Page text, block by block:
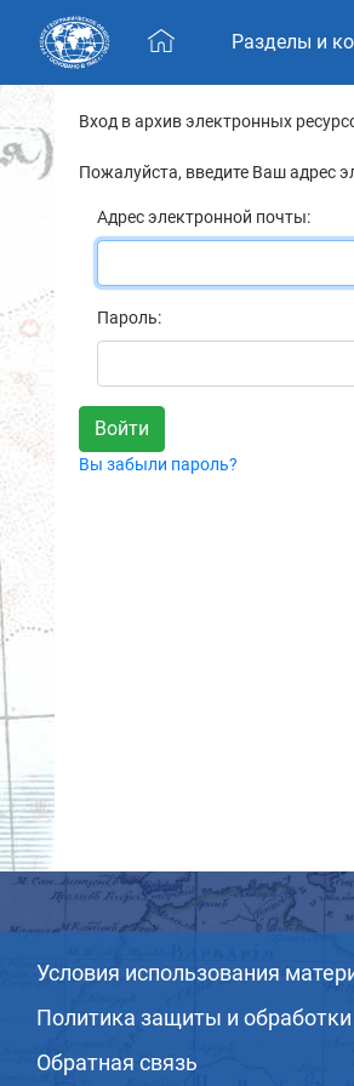
Skip navigation
Разделы и
Вход в архив электронных
Пожалуйста, введите Ваш адрес
Адрес электронной почты:
Пароль:
Вы забыли пароль?
Условия использования
Политика защиты и
Обратная связь